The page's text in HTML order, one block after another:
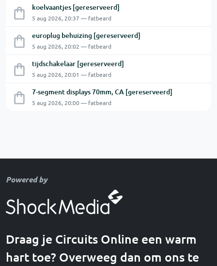
koelvaantjes [gereserveerd]
5 aug 2026, 20:37 — fatbeard
europlug behuizing [gereserveerd]
5 aug 2026, 20:02 — fatbeard
tijdschakelaar [gereserveerd]
5 aug 2026, 20:01 — fatbeard
7-segment displays 70mm, CA [gereserveerd]
5 aug 2026, 20:00 — fatbeard
Powered by
Draag je Circuits Online een warm
hart toe? Overweeg dan om ons te